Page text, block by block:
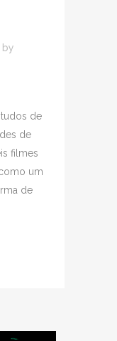
by
de
de
filmes
um
de